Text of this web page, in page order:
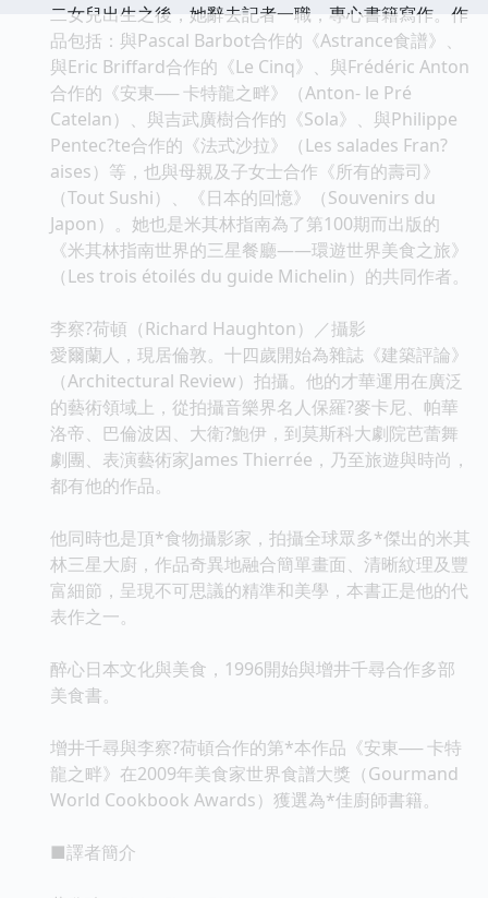
二女兒出生之後，她辭去記者一職，專心書籍寫作。作
品包括：與Pascal Barbot合作的《Astrance食譜》、
與Eric Briffard合作的《Le Cinq》、與Frédéric Anton
合作的《安東── 卡特龍之畔》（Anton- le Pré
Catelan）、與吉武廣樹合作的《Sola》、與Philippe
Pentec?te合作的《法式沙拉》（Les salades Fran?
aises）等，也與母親及子女士合作《所有的壽司》
（Tout Sushi）、《日本的回憶》（Souvenirs du
Japon）。她也是米其林指南為了第100期而出版的
《米其林指南世界的三星餐廳——環遊世界美食之旅》
（Les trois étoilés du guide Michelin）的共同作者。
李察?荷頓（Richard Haughton）／攝影
愛爾蘭人，現居倫敦。十四歲開始為雜誌《建築評論》
（Architectural Review）拍攝。他的才華運用在廣泛
的藝術領域上，從拍攝音樂界名人保羅?麥卡尼、帕華
洛帝、巴倫波因、大衛?鮑伊，到莫斯科大劇院芭蕾舞
劇團、表演藝術家James Thierrée，乃至旅遊與時尚，
都有他的作品。
他同時也是頂*食物攝影家，拍攝全球眾多*傑出的米其
林三星大廚，作品奇異地融合簡單畫面、清晰紋理及豐
富細節，呈現不可思議的精準和美學，本書正是他的代
表作之一。
醉心日本文化與美食，1996開始與增井千尋合作多部
美食書。
增井千尋與李察?荷頓合作的第*本作品《安東── 卡特
龍之畔》在2009年美食家世界食譜大獎（Gourmand
World Cookbook Awards）獲選為*佳廚師書籍。
■譯者簡介